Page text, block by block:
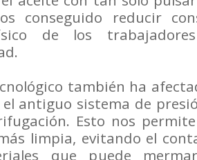
conseguido reducir
de los
también ha
antiguo sistema de
Esto nos
limpia, evitando el
que puede